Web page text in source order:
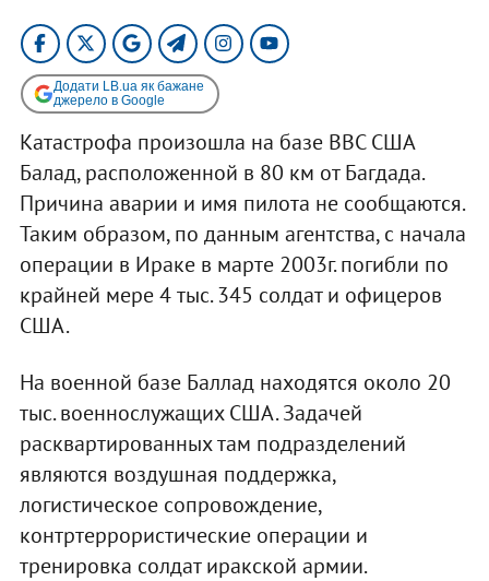
Додати LB.ua як бажане
джерело в Google
Катастрофа произошла на базе ВВС США
Балад, расположенной в 80 км от Багдада.
Причина аварии и имя пилота не сообщаются.
Таким образом, по данным агентства, с начала
операции в Ираке в марте 2003г. погибли по
крайней мере 4 тыс. 345 солдат и офицеров
США.
На военной базе Баллад находятся около 20
тыс. военнослужащих США. Задачей
расквартированных там подразделений
являются воздушная поддержка,
логистическое сопровождение,
контртеррористические операции и
тренировка солдат иракской армии.